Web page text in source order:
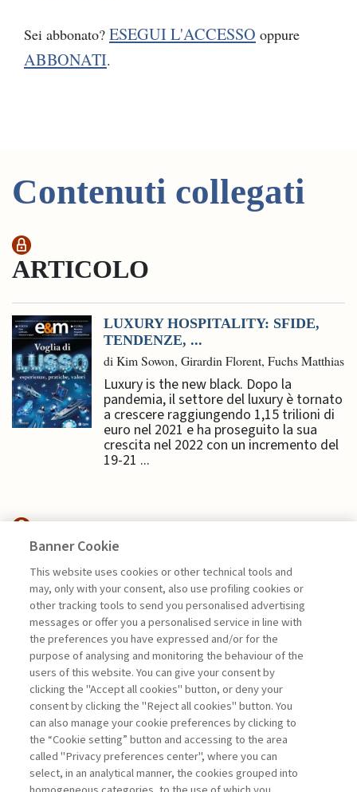
Sei abbonato? ESEGUI L'ACCESSO oppure
ABBONATI.
Contenuti collegati
ARTICOLO
LUXURY HOSPITALITY: SFIDE,
TENDENZE, ...
di Kim Sowon, Girardin Florent, Fuchs Matthias
Luxury is the new black. Dopo la
pandemia, il settore del luxury è tornato
a crescere raggiungendo 1,15 trilioni di
euro nel 2021 e ha proseguito la sua
crescita nel 2022 con un incremento del
19-21 ...
HIGHLIGHTS
PROFITTO E DISUGUAGLIANZE:
UNA RELAZIONE ...
di Alessandro Sura, Emanuele Di Ventura
La consultazione dei libri è riservata esclusivamente
agli abbonati Premium
Legenda: Accedi Per registrati Per abbonati
Banner Cookie
This website uses cookies or other technical tools and
may, only with your consent, also use profiling cookies or
other tracking tools to send you personalised advertising
messages or offer you a personalised service in line with
the preferences you have expressed and/or for the
purpose of analysing and monitoring the behaviour of the
users of this website. You can give your consent by
clicking the "Accept all cookies" button, or deny your
consent by clicking the "Reject all cookies" button. You
can also manage your cookie preferences by clicking to
the “Cookie setting” button and accessing to the area
called "Privacy preferences center", where you can
select, in an analytical manner, the cookies grouped into